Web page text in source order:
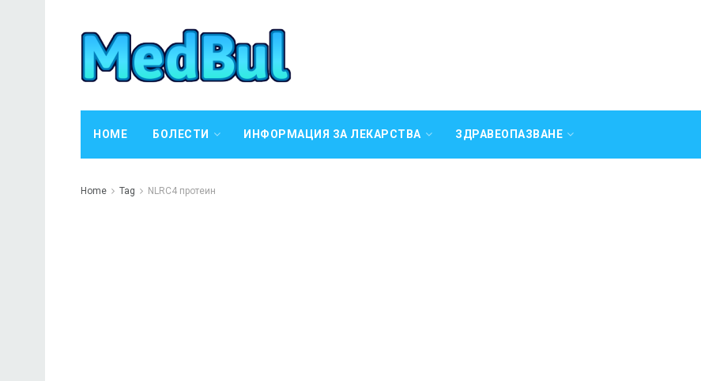
HOME БОЛЕСТИ ИНФОРМАЦИЯ ЗА ЛЕКАРСТВА ЗДРАВЕОПАЗВАНЕ
Home Tag NLRC4 протеин